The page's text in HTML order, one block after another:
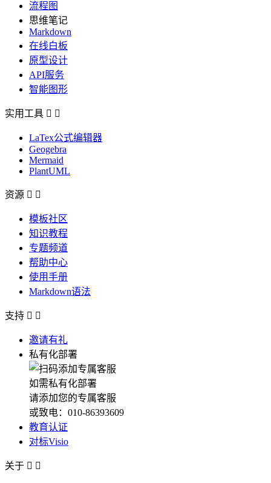
流程图
思维笔记
Markdown
在线白板
原型设计
API服务
智能图形
实用工具  
LaTex公式编辑器
Geogebra
Mermaid
PlantUML
资源  
模板社区
知识教程
专题频道
帮助中心
使用手册
Markdown语法
支持  
邀请有礼
私有化部署
如需私有化部署
请添加您的专属客服
或致电：010-86393609
教育认证
对标Visio
关于  